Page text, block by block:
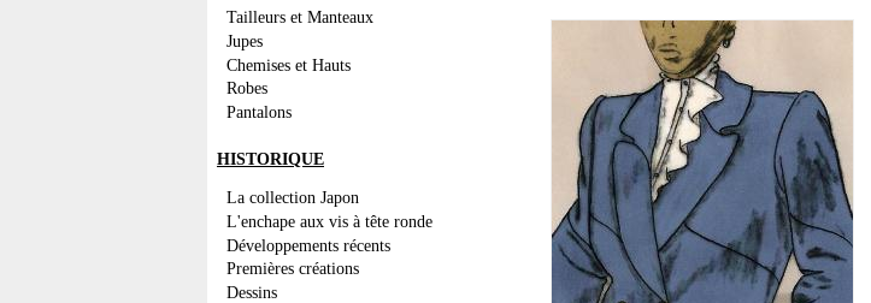
Tailleurs et Manteaux
Jupes
Chemises et Hauts
Robes
Pantalons
HISTORIQUE
La collection Japon
L'enchape aux vis à tête ronde
Développements récents
Premières créations
Dessins